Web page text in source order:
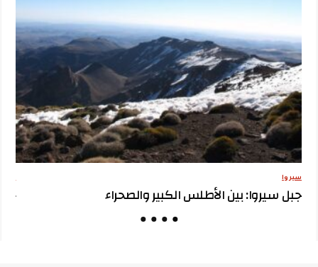
سيروا
جبل سيروا: بين الأطلس الكبير والصحراء